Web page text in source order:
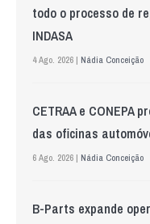
todo o processo de
INDASA
4 Ago. 2026 | Nádia Conceição
CETRAA e CONEPA
das oficinas
6 Ago. 2026 | Nádia Conceição
B-Parts expande